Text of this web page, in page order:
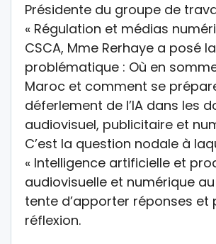
Présidente du groupe de
« Régulation et médias
CSCA, Mme Rerhaye a posé la
problématique : Où en
Maroc et comment se
déferlement de l’IA dans les
audiovisuel, publicitaire et
C’est la question nodale à
« Intelligence artificielle et
audiovisuelle et numérique
tente d’apporter réponses et
réflexion.